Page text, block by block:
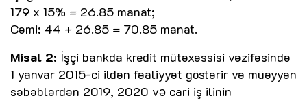
179 x 15% = 26.85 manat;
Cəmi: 44 + 26.85 = 70.85 manat.
Misal 2: İşçi bankda kredit mütəxəssisi vəzifəsində
1 yanvar 2015-ci ildən fəaliyyət göstərir və müəyyən
səbəblərdən 2019, 2020 vǝ cari iş ilinin